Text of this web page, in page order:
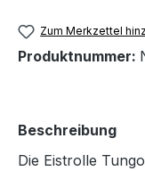
Zum Merkzettel
Produktnummer:
Beschreibung
Die Eistrolle